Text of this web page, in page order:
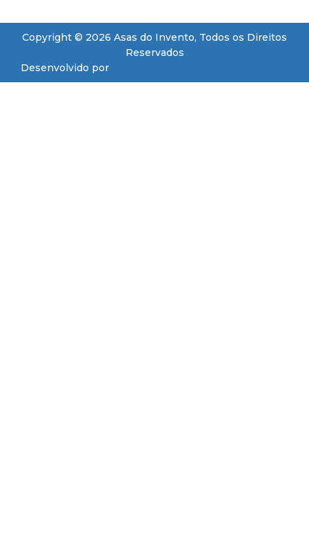
Copyright © 2026 Asas do Invento, Todos os Direitos
Reservados
Desenvolvido por